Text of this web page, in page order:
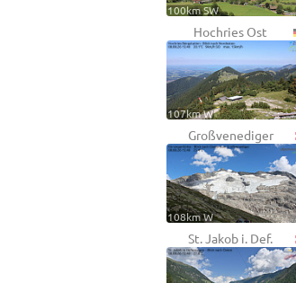
100km SW
Hochries Ost
107km W
Großvenediger
108km W
St. Jakob i. Def.